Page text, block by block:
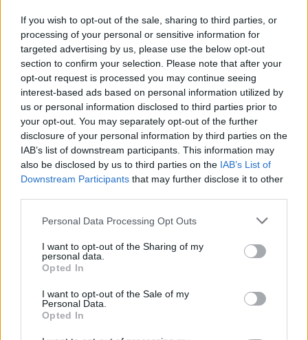
If you wish to opt-out of the sale, sharing to third parties, or
processing of your personal or sensitive information for
targeted advertising by us, please use the below opt-out
section to confirm your selection. Please note that after your
opt-out request is processed you may continue seeing
interest-based ads based on personal information utilized by
us or personal information disclosed to third parties prior to
your opt-out. You may separately opt-out of the further
disclosure of your personal information by third parties on the
IAB’s list of downstream participants. This information may
also be disclosed by us to third parties on the IAB’s List of
Downstream Participants that may further disclose it to other
Personal Data Processing Opt Outs
I want to opt-out of the Sharing of my
personal data.
Opted In
I want to opt-out of the Sale of my
Personal Data.
Opted In
KAPCSOLÓDÓ CIKKEK TÖBB A SZERZŐTŐL
Elektromos
autó
Kína szigorú határt szabott: legfeljebb
5% lehet a hiba az elektromos autók
akkumulátor-kijelzőjén
A Leapmotor átlépte a 100 ezres
álomhatárt, és lekörözte a Changant
Elektromos
9 perc töltés, 450 kilométer hatótáv –
ezzel indulhat harcba a Xpeng új
szabadidő-autója Európában